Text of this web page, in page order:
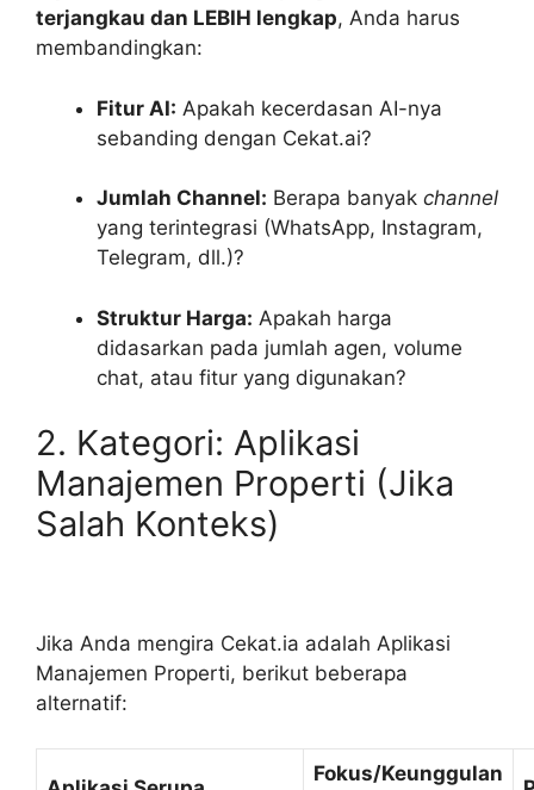
terjangkau dan LEBIH lengkap, Anda harus
membandingkan:
Fitur AI: Apakah kecerdasan AI-nya
sebanding dengan Cekat.ai?
Jumlah Channel: Berapa banyak channel
yang terintegrasi (WhatsApp, Instagram,
Telegram, dll.)?
Struktur Harga: Apakah harga
didasarkan pada jumlah agen, volume
chat, atau fitur yang digunakan?
2. Kategori: Aplikasi
Manajemen Properti (Jika
Salah Konteks)
Jika Anda mengira Cekat.ia adalah Aplikasi
Manajemen Properti, berikut beberapa
alternatif:
Fokus/Keunggulan